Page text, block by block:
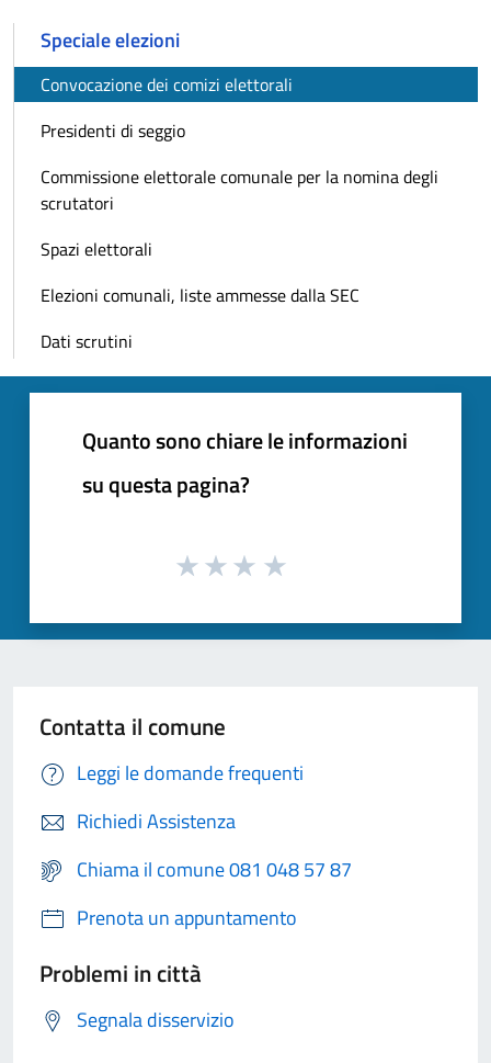
Speciale elezioni
Convocazione dei comizi elettorali
Presidenti di seggio
Commissione elettorale comunale per la nomina degli
scrutatori
Spazi elettorali
Elezioni comunali, liste ammesse dalla SEC
Dati scrutini
Quanto sono chiare le informazioni
su questa pagina?
Contatta il comune
Leggi le domande frequenti
Richiedi Assistenza
Chiama il comune 081 048 57 87
Prenota un appuntamento
Problemi in città
Segnala disservizio